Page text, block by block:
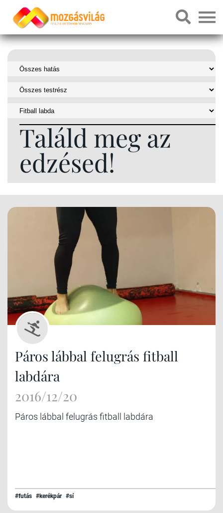
Találd meg az
edzésed!
Páros lábbal felugrás fitball
labdára
2016/12/20
Páros lábbal felugrás fitball labdára
#futás #kerékpár #sí